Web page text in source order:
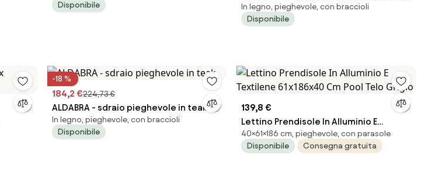
Disponibile
completo di cuscino con poggiapiedi
In legno, pieghevole, con braccioli
Disponibile
-18 %
184,2 €224,73 €
ALDABRA - sdraio pieghevole in teak
In legno, pieghevole, con braccioli
Disponibile
139,8 €
Lettino Prendisole In Alluminio E
Textilene 61x186x40 Cm Pool Telo
Grigio
40×61×186 cm, pieghevole, con parasole
Disponibile
Consegna gratuita